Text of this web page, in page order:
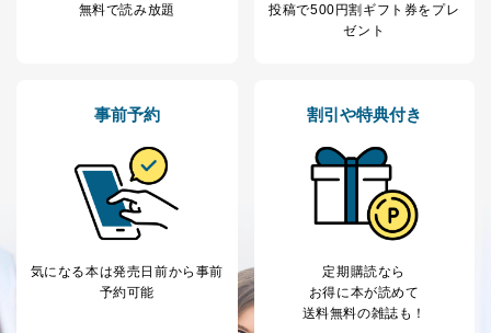
無料で読み放題
投稿で500円割ギフト券をプレ
ゼント
事前予約
気になる本は発売日前から事前
予約可能
割引や特典付き
定期購読なら
お得に本が読めて
送料無料の雑誌も！